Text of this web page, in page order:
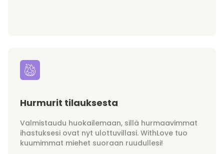
Hurmurit tilauksesta
Valmistaudu huokailemaan, sillä hurmaavimmat
ihastuksesi ovat nyt ulottuvillasi. WithLove tuo
kuumimmat miehet suoraan ruudullesi!